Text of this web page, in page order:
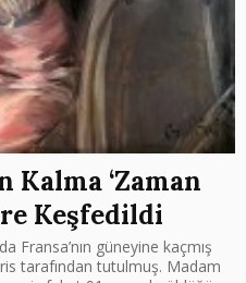
Kalma ‘Zaman
Keşfedildi
Fransa’nın güneyine kaçmış
tarafından tutulmuş. Madam